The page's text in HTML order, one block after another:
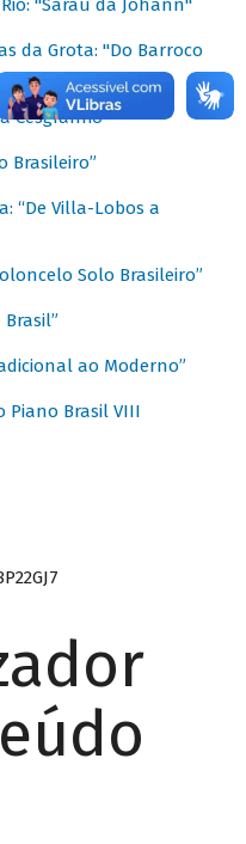
"Sarau da Johann"
da Grota: "Do Barroco
Cesgranrio
Brasileiro”
“De Villa-Lobos a
Solo Brasileiro”
ao Moderno”
Piano Brasil VIII